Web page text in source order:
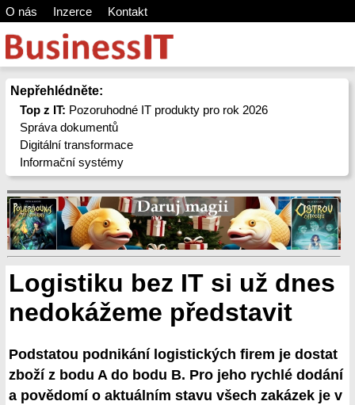
O nás Inzerce Kontakt
Nepřehlédněte:
Top z IT: Pozoruhodné IT produkty pro rok 2026
Správa dokumentů
Digitální transformace
Informační systémy
Logistiku bez IT si už dnes
nedokážeme představit
Podstatou podnikání logistických firem je dostat
zboží z bodu A do bodu B. Pro jeho rychlé dodání
a povědomí o aktuálním stavu všech zakázek je v